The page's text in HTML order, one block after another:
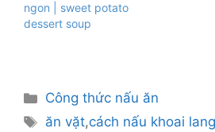
ngon | sweet potato
dessert soup
Danh
mục
Công thức nấu ăn
Thẻ
ăn vặt,cách nấu khoai lang